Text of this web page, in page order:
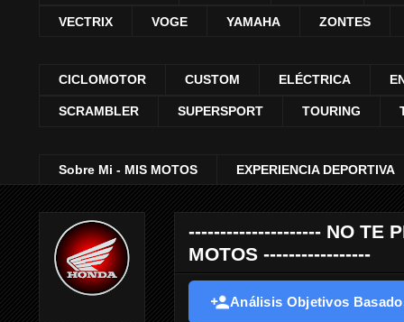
VECTRIX VOGE YAMAHA ZONTES
CICLOMOTOR CUSTOM ELÉCTRICA
SCRAMBLER SUPERSPORT TOURING
Sobre Mi - MIS MOTOS EXPERIENCIA DEPORTIVA
--------------------- NO TE
MOTOS -----------------
Análisis Objetivos